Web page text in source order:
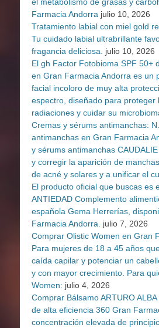
el metabolismo de grasas y
Farmacia Andorra julio 10, 2026
Tratamiento labial con miel gold
Tu cuidado labial ultrabrillante
fragancia deliciosa. julio 10, 2026
El gh Factor Fotobioma SPF 50+
en Gran Farmacia Andorra es un
facial incoloro de muy alta
espectro, diseñado para proteger
radiaciones y cuidar su
Cremas y sérums antimanchas:
antimanchas en Gran Farmacia
y sérums antimanchas
y corregir la aparición de
de acné y solares y a unificar el
El producto oficial que buscas es
ANTIEDAD Complemento
española Gema Herrerías,
Farmacia Andorra. julio 7, 2026
Comprar Olistic Women en Gran
Para mujeres de 18 a 45 años
caída capilar y potenciar un
y con mayor crecimiento. Para
Women: julio 4, 2026
Comprar Bálsamo ARTURO
de alta eficiencia 360 Gran
concentración elevada de